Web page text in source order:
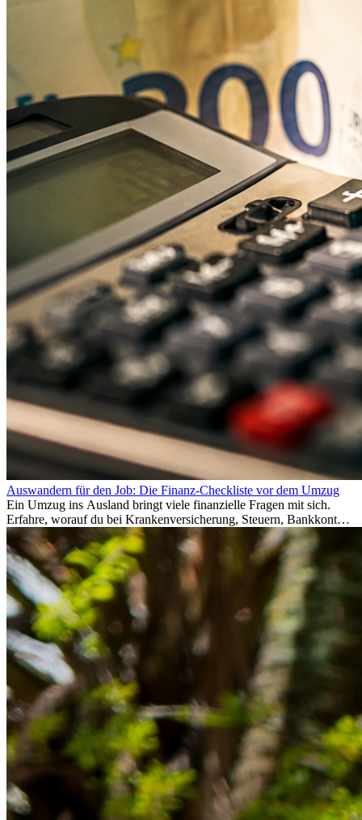
Auswandern für den Job: Die Finanz-Checkliste vor dem Umzug
Ein Umzug ins Ausland bringt viele finanzielle Fragen mit sich.
Erfahre, worauf du bei Krankenversicherung, Steuern, Bankkonto,
Rücklagen und Budgetplanung achten solltest, damit dein Neustart
im Ausland reibungslos gelingt.